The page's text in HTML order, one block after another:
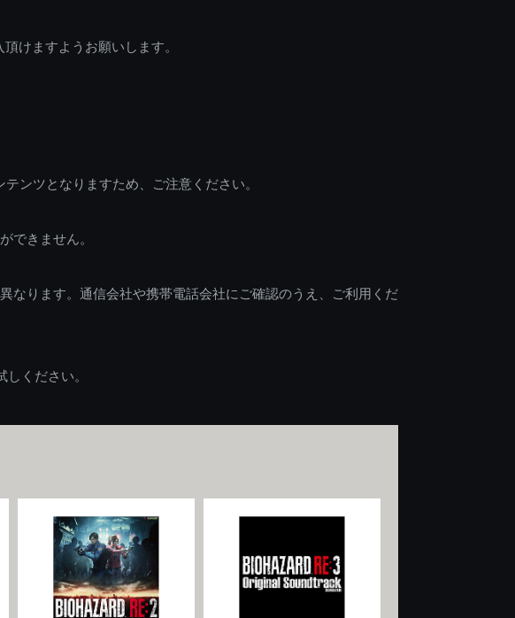
けますようお願いします。
ンツとなりますため、ご注意ください。
できません。
なります。通信会社や携帯電話会社にご確認のうえ、ご利用くだ
ください。